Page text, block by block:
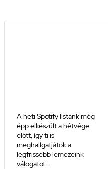
A heti Spotify listánk még
épp elkészült a hétvége
előtt, így ti is
meghallgatjátok a
legfrissebb lemezeink
válogatot...